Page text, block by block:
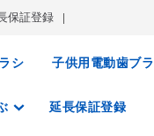
保証登録
シ 子供用電動歯ブ
延長保証登録